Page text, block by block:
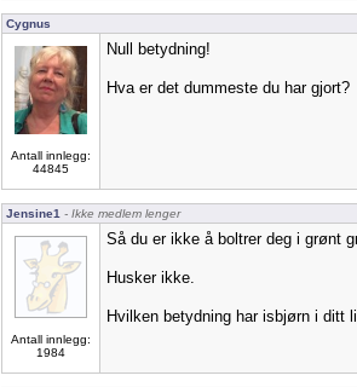
Cygnus
Antall innlegg:
44845
Null betydning!
Hva er det dummeste du har gjort?
Jensine1 - Ikke medlem lenger
Antall innlegg:
1984
Så du er ikke å boltrer deg i grønt
Husker ikke.
Hvilken betydning har isbjørn i ditt